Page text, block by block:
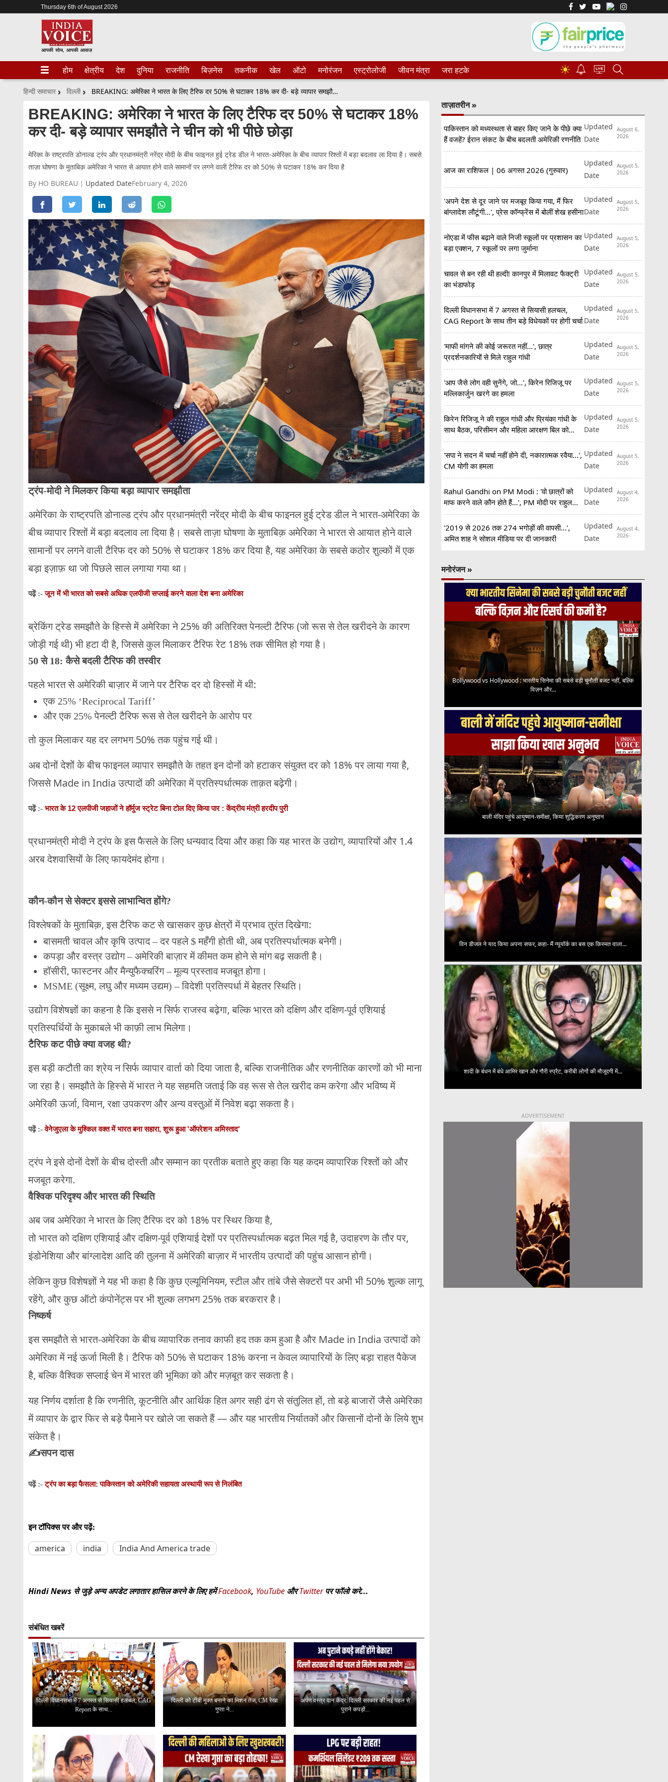
Thursday 6th of August 2026
होम क्षेत्रीय देश दुनिया राजनीति बिज़नेस तकनीक खेल ऑटो मनोरंजन एस्ट्रोलोजी जीवन मंत्रा जरा हटके ☀
हिन्दी समाचार दिल्ली BREAKING: अमेरिका ने भारत के लिए टैरिफ दर 50% से घटाकर 18% कर दी- बड़े व्यापार समझौते ने चीन को भी पीछे छोड़ा
BREAKING: अमेरिका ने भारत के लिए टैरिफ दर 50% से घटाकर 18%
कर दी- बड़े व्यापार समझौते ने चीन को भी पीछे छोड़ा
मेरिका के राष्ट्रपति डोनाल्ड ट्रंप और प्रधानमंत्री नरेंद्र मोदी के बीच फाइनल हुई ट्रेड डील ने भारत-अमेरिका के बीच व्यापार रिश्तों में बड़ा बदलाव ला दिया है। सबसे
ताज़ा घोषणा के मुताबिक़ अमेरिका ने भारत से आयात होने वाले सामानों पर लगने वाली टैरिफ दर को 50% से घटाकर 18% कर दिया है
By HO BUREAU
Updated DateFebruary 4, 2026
ट्रंप-मोदी ने मिलकर किया बड़ा व्यापार समझौता
अमेरिका के राष्ट्रपति डोनाल्ड ट्रंप और प्रधानमंत्री नरेंद्र मोदी के बीच फाइनल हुई ट्रेड डील ने भारत-अमेरिका के
बीच व्यापार रिश्तों में बड़ा बदलाव ला दिया है। सबसे ताज़ा घोषणा के मुताबिक़ अमेरिका ने भारत से आयात होने वाले
सामानों पर लगने वाली टैरिफ दर को 50% से घटाकर 18% कर दिया है, यह अमेरिका के सबसे कठोर शुल्कों में एक
बड़ा इज़ाफ़ था जो पिछले साल लगाया गया था।
पढ़ें :-जून में भी भारत को सबसे अधिक एलपीजी सप्लाई करने वाला देश बना अमेरिका
ब्रेकिंग ट्रेड समझौते के हिस्से में अमेरिका ने 25% की अतिरिक्त पेनल्टी टैरिफ (जो रूस से तेल खरीदने के कारण
जोड़ी गई थी) भी हटा दी है, जिससे कुल मिलाकर टैरिफ रेट 18% तक सीमित हो गया है।
50 से 18: कैसे बदली टैरिफ की तस्वीर
पहले भारत से अमेरिकी बाज़ार में जाने पर टैरिफ दर दो हिस्सों में थी:
एक 25% ‘Reciprocal Tariff’
और एक 25% पेनल्टी टैरिफ रूस से तेल खरीदने के आरोप पर
तो कुल मिलाकर यह दर लगभग 50% तक पहुंच गई थी।
अब दोनों देशों के बीच फाइनल व्यापार समझौते के तहत इन दोनों को हटाकर संयुक्त दर को 18% पर लाया गया है,
जिससे Made in India उत्पादों की अमेरिका में प्रतिस्पर्धात्मक ताक़त बढ़ेगी।
पढ़ें :- भारत के 12 एलपीजी जहाजों ने हॉर्मुज स्ट्रेट बिना टोल दिए किया पार : केंद्रीय मंत्री हरदीप पुरी
प्रधानमंत्री मोदी ने ट्रंप के इस फैसले के लिए धन्यवाद दिया और कहा कि यह भारत के उद्योग, व्यापारियों और 1.4
अरब देशवासियों के लिए फायदेमंद होगा।
कौन-कौन से सेक्टर इससे लाभान्वित होंगे?
विश्लेषकों के मुताबिक़, इस टैरिफ कट से खासकर कुछ क्षेत्रों में प्रभाव तुरंत दिखेगा:
बासमती चावल और कृषि उत्पाद – दर पहले $ महँगी होती थी, अब प्रतिस्पर्धात्मक बनेगी।
कपड़ा और वस्त्र उद्योग – अमेरिकी बाज़ार में कीमत कम होने से मांग बढ़ सकती है।
हॉसीरी, फास्टनर और मैन्युफैक्चरिंग – मूल्य प्रस्ताव मजबूत होगा।
MSME (सूक्ष्म, लघु और मध्यम उद्यम) – विदेशी प्रतिस्पर्धा में बेहतर स्थिति।
उद्योग विशेषज्ञों का कहना है कि इससे न सिर्फ राजस्व बढ़ेगा, बल्कि भारत को दक्षिण और दक्षिण-पूर्व एशियाई
प्रतिस्पर्धियों के मुकाबले भी काफ़ी लाभ मिलेगा।
टैरिफ कट पीछे क्या वजह थी?
इस बड़ी कटौती का श्रेय न सिर्फ व्यापार वार्ता को दिया जाता है, बल्कि राजनीतिक और रणनीतिक कारणों को भी माना
जा रहा है। समझौते के हिस्से में भारत ने यह सहमति जताई कि वह रूस से तेल खरीद कम करेगा और भविष्य में
अमेरिकी ऊर्जा, विमान, रक्षा उपकरण और अन्य वस्तुओं में निवेश बढ़ा सकता है।
पढ़ें :-वेनेजुएला के मुश्किल वक्त में भारत बना सहारा, शुरू हुआ 'ऑपरेशन अमिस्ताद'
ट्रंप ने इसे दोनों देशों के बीच दोस्ती और सम्मान का प्रतीक बताते हुए कहा कि यह कदम व्यापारिक रिश्तों को और
मजबूत करेगा.
वैश्विक परिदृश्य और भारत की स्थिति
अब जब अमेरिका ने भारत के लिए टैरिफ दर को 18% पर स्थिर किया है,
तो भारत को दक्षिण एशियाई और दक्षिण-पूर्व एशियाई देशों पर प्रतिस्पर्धात्मक बढ़त मिल गई है, उदाहरण के तौर पर,
इंडोनेशिया और बांग्लादेश आदि की तुलना में अमेरिकी बाज़ार में भारतीय उत्पादों की पहुंच आसान होगी।
लेकिन कुछ विशेषज्ञों ने यह भी कहा है कि कुछ एल्यूमिनियम, स्टील और तांबे जैसे सेक्टरों पर अभी भी 50% शुल्क लागू
रहेंगे, और कुछ ऑटो कंपोनेंट्स पर भी शुल्क लगभग 25% तक बरकरार है।
निष्कर्ष
इस समझौते से भारत-अमेरिका के बीच व्यापारिक तनाव काफी हद तक कम हुआ है और Made in India उत्पादों को
अमेरिका में नई ऊर्जा मिली है। टैरिफ को 50% से घटाकर 18% करना न केवल व्यापारियों के लिए बड़ा राहत पैकेज
है, बल्कि वैश्विक सप्लाई चेन में भारत की भूमिका को और मज़बूत कर सकता है।
यह निर्णय दर्शाता है कि रणनीति, कूटनीति और आर्थिक हित अगर सही ढंग से संतुलित हों, तो बड़े बाजारों जैसे अमेरिका
में व्यापार के द्वार फिर से बड़े पैमाने पर खोले जा सकते हैं — और यह भारतीय निर्यातकों और किसानों दोनों के लिये शुभ
संकेत है।
✍️सपन दास
पढ़ें :-ट्रंप का बड़ा फैसला: पाकिस्तान को अमेरिकी सहायता अस्थायी रूप से निलंबित
इन टॉपिक्स पर और पढ़ें:
america india India And America trade
Hindi News से जुड़े अन्य अपडेट लगातार हासिल करने के लिए हमेंFacebook, YouTube औरTwitterपर फॉलो करे...
संबंधित खबरें
दिल्ली विधानसभा में 7 अगस्त से सियासी हलचल, CAG
Report के साथ...
दिल्ली को टीबी मुक्त बनाने का मिशन तेज, CM रेखा
गुप्ता ने...
अर्पण वस्त्र दान केंद्र: दिल्ली सरकार की नई पहल से
पुराने कपड़ों...
ताज़ातरीन »
पाकिस्तान को मध्यस्थता से बाहर किए जाने के पीछे क्या
हैं वजहें? ईरान संकट के बीच बदलती अमेरिकी रणनीति
Updated
Date
August 6,
2026
आज का राशिफल | 06 अगस्त 2026 (गुरुवार)
Updated
Date
August 5,
2026
'अपने देश से दूर जाने पर मजबूर किया गया, मैं फिर
बांग्लादेश लौटूंगी...', प्रेस कॉन्फ्रेंस में बोलीं शेख हसीना
Updated
Date
August 5,
2026
नोएडा में फीस बढ़ाने वाले निजी स्कूलों पर प्रशासन का
बड़ा एक्शन, 7 स्कूलों पर लगा जुर्माना
Updated
Date
August 5,
2026
चावल से बन रही थी हल्दी! कानपुर में मिलावट फैक्ट्री
का भंडाफोड़
Updated
Date
August 5,
2026
दिल्ली विधानसभा में 7 अगस्त से सियासी हलचल,
CAG Report के साथ तीन बड़े विधेयकों पर होगी चर्चा
Updated
Date
August 5,
2026
'माफी मांगने की कोई जरूरत नहीं...', छात्र
प्रदर्शनकारियों से मिले राहुल गांधी
Updated
Date
August 5,
2026
'आप जैसे लोग वही सुनेंगे, जो...', किरेन रिजिजू पर
मल्लिकार्जुन खरगे का हमला
Updated
Date
August 5,
2026
किरेन रिजिजू ने की राहुल गांधी और प्रियंका गांधी के
साथ बैठक, परिसीमन और महिला आरक्षण बिल को
लेकर मांगा समर्थन
Updated
Date
August 5,
2026
'सपा ने सदन में चर्चा नहीं होने दी, नकारात्मक रवैया...',
CM योगी का हमला
Updated
Date
August 5,
2026
Rahul Gandhi on PM Modi : 'वो छात्रों को
माफ करने वाले कौन होते हैं...', PM मोदी पर राहुल
गांधी का हमला
Updated
Date
August 4,
2026
'2019 से 2026 तक 274 भगोड़ों की वापसी...',
अमित शाह ने सोशल मीडिया पर दी जानकारी
Updated
Date
August 4,
2026
मनोरंजन »
Bollywood vs Hollywood : भारतीय सिनेमा की सबसे बड़ी चुनौती बजट नहीं, बल्कि
विज़न और...
बाली मंदिर पहुंचे आयुष्मान-समीक्षा, किया शुद्धिकरण अनुष्ठान
विन डीजल ने याद किया अपना सफर, कहा- मैं न्यूयॉर्क का बस एक किस्मत वाला...
शादी के बंधन में बंधे आमिर खान और गौरी स्प्रैट, करीबी लोगों की मौजूदगी में...
ADVERTISEMENT